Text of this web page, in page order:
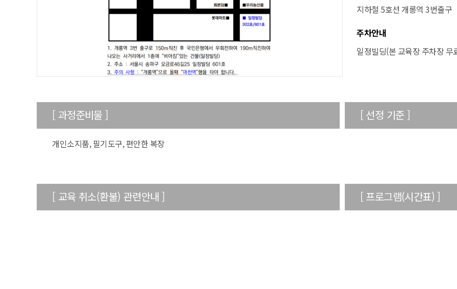
지하철 5호선 개롱역 3번출구
주차안내
일정빌딩(본 교육장 주차장 무
[ 과정준비물 ]
개인소지품, 필기도구, 편안한 복장
[ 교육 취소(환불) 관련안내 ]
[ 선정 기준 ]
[ 프로그램(시간표) ]